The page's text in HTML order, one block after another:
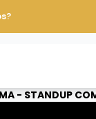
- STANDUP